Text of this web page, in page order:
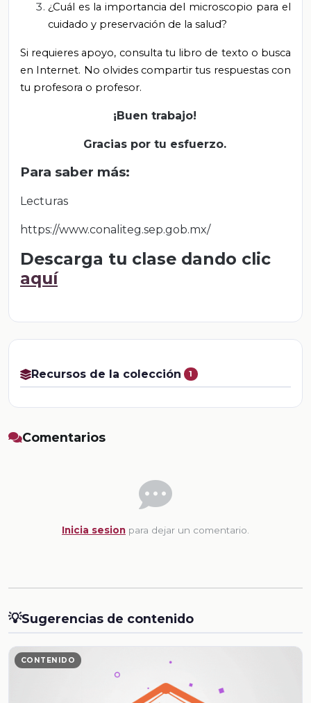
¿Cuál es la importancia del microscopio para el
cuidado y preservación de la salud?
Si requieres apoyo, consulta tu libro de texto o busca
en Internet. No olvides compartir tus respuestas con
tu profesora o profesor.
¡Buen trabajo!
Gracias por tu esfuerzo.
Para saber más:
Lecturas
https://www.conaliteg.sep.gob.mx/
Descarga tu clase dando clic
aquí
Recursos de la colección 1
Comentarios
Inicia sesion para dejar un comentario.
💡Sugerencias de contenido
CONTENIDO